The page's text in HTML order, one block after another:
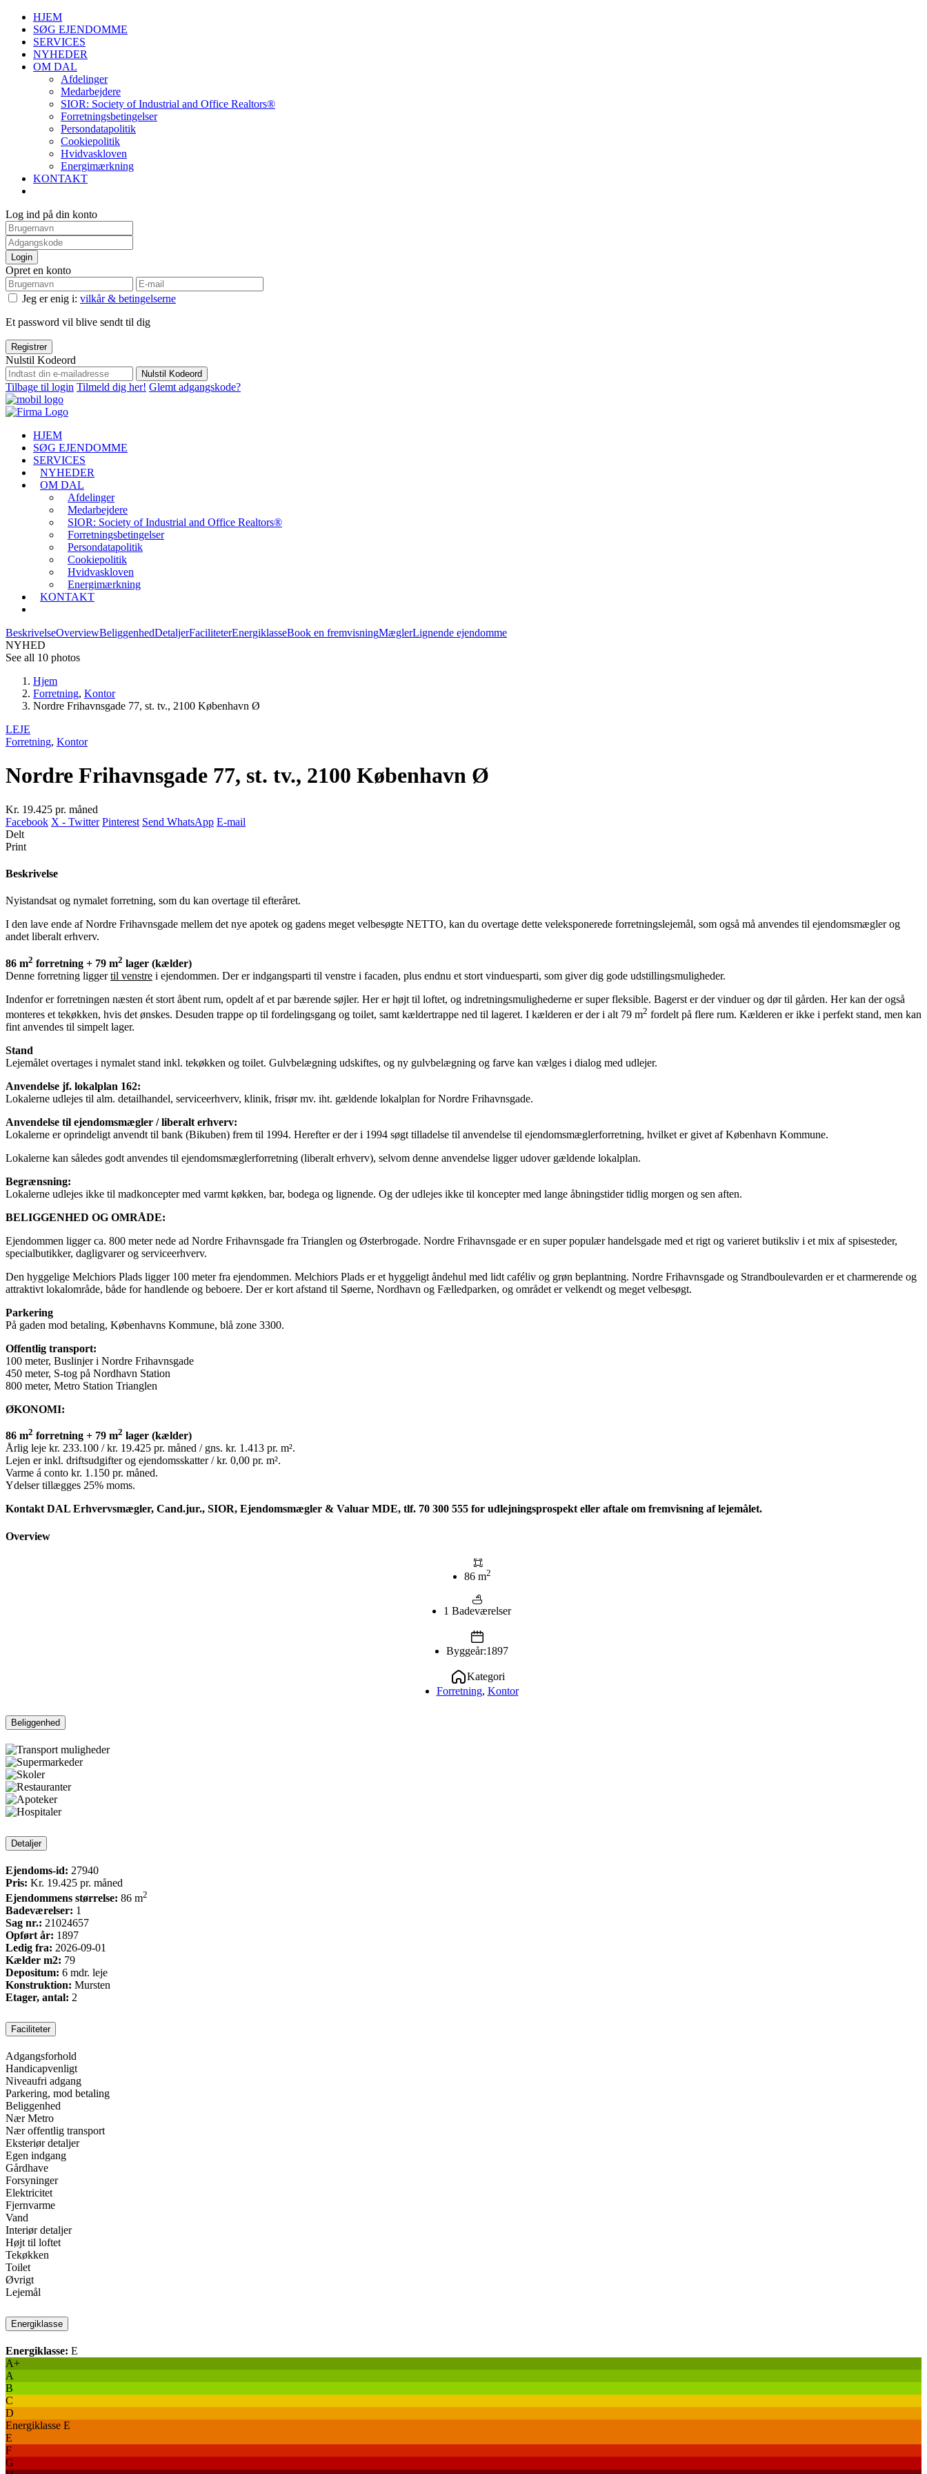
HJEM
SØG EJENDOMME
SERVICES
NYHEDER
OM DAL
Afdelinger
Medarbejdere
SIOR: Society of Industrial and Office Realtors®
Forretningsbetingelser
Persondatapolitik
Cookiepolitik
Hvidvaskloven
Energimærkning
KONTAKT
Log ind på din konto
Login
Opret en konto
Jeg er enig i: vilkår & betingelserne
Et password vil blive sendt til dig
Registrer
Nulstil Kodeord
Nulstil Kodeord
Tilbage til login Tilmeld dig her! Glemt adgangskode?
HJEM
SØG EJENDOMME
SERVICES
NYHEDER
OM DAL
Afdelinger
Medarbejdere
SIOR: Society of Industrial and Office Realtors®
Forretningsbetingelser
Persondatapolitik
Cookiepolitik
Hvidvaskloven
Energimærkning
KONTAKT
BeskrivelseOverviewBeliggenhedDetaljerFaciliteterEnergiklasseBook en fremvisningMæglerLignende ejendomme
NYHED
See all 10 photos
Hjem
Forretning, Kontor
Nordre Frihavnsgade 77, st. tv., 2100 København Ø
LEJE
Forretning, Kontor
Nordre Frihavnsgade 77, st. tv., 2100 København Ø
Kr. 19.425 pr. måned
Facebook X - Twitter Pinterest Send WhatsApp E-mail
Delt
Print
Beskrivelse
Nyistandsat og nymalet forretning, som du kan overtage til efteråret.
I den lave ende af Nordre Frihavnsgade mellem det nye apotek og gadens meget velbesøgte NETTO, kan du overtage dette veleksponerede forretningslejemål, som også må anvendes til ejendomsmægler og
andet liberalt erhverv.
86 m2 forretning + 79 m2 lager (kælder)
Denne forretning liggertil venstre i ejendommen. Der er indgangsparti til venstre i facaden, plus endnu et stort vinduesparti, som giver dig gode udstillingsmuligheder.
Indenfor er forretningen næsten ét stort åbent rum, opdelt af et par bærende søjler. Her er højt til loftet, og indretningsmulighederne er super fleksible. Bagerst er der vinduer og dør til gården. Her kan der også
monteres et tekøkken, hvis det ønskes. Desuden trappe op til fordelingsgang og toilet, samt kældertrappe ned til lageret. I kælderen er der i alt 79 m2 fordelt på flere rum. Kælderen er ikke i perfekt stand, men kan
fint anvendes til simpelt lager.
Stand
Lejemålet overtages i nymalet stand inkl. tekøkken og toilet. Gulvbelægning udskiftes, og ny gulvbelægning og farve kan vælges i dialog med udlejer.
Anvendelse jf. lokalplan 162:
Lokalerne udlejes til alm. detailhandel, serviceerhverv, klinik, frisør mv. iht. gældende lokalplan for Nordre Frihavnsgade.
Anvendelse til ejendomsmægler / liberalt erhverv:
Lokalerne er oprindeligt anvendt til bank (Bikuben) frem til 1994. Herefter er der i 1994 søgt tilladelse til anvendelse til ejendomsmæglerforretning, hvilket er givet af København Kommune.
Lokalerne kan således godt anvendes til ejendomsmæglerforretning (liberalt erhverv), selvom denne anvendelse ligger udover gældende lokalplan.
Begrænsning:
Lokalerne udlejes ikke til madkoncepter med varmt køkken, bar, bodega og lignende. Og der udlejes ikke til koncepter med lange åbningstider tidlig morgen og sen aften.
BELIGGENHED OG OMRÅDE:
Ejendommen ligger ca. 800 meter nede ad Nordre Frihavnsgade fra Trianglen og Østerbrogade. Nordre Frihavnsgade er en super populær handelsgade med et rigt og varieret butiksliv i et mix af spisesteder,
specialbutikker, dagligvarer og serviceerhverv.
Den hyggelige Melchiors Plads ligger 100 meter fra ejendommen. Melchiors Plads er et hyggeligt åndehul med lidt caféliv og grøn beplantning. Nordre Frihavnsgade og Strandboulevarden er et charmerende og
attraktivt lokalområde, både for handlende og beboere. Der er kort afstand til Søerne, Nordhavn og Fælledparken, og området er velkendt og meget velbesøgt.
Parkering
På gaden mod betaling, Københavns Kommune, blå zone 3300.
Offentlig transport:
100 meter, Buslinjer i Nordre Frihavnsgade
450 meter, S-tog på Nordhavn Station
800 meter, Metro Station Trianglen
ØKONOMI:
86 m2 forretning + 79 m2 lager (kælder)
Årlig leje kr. 233.100 / kr. 19.425 pr. måned / gns. kr. 1.413 pr. m².
Lejen er inkl. driftsudgifter og ejendomsskatter / kr. 0,00 pr. m².
Varme á conto kr. 1.150 pr. måned.
Ydelser tillægges 25% moms.
Kontakt DAL Erhvervsmægler, Cand.jur., SIOR, Ejendomsmægler & Valuar MDE, tlf. 70 300 555 for udlejningsprospekt eller aftale om fremvisning af lejemålet.
Overview
86 m2
1 Badeværelser
Byggeår:1897
Kategori
Forretning, Kontor
Beliggenhed
Detaljer
Ejendoms-id: 27940
Pris: Kr. 19.425 pr. måned
Ejendommens størrelse: 86 m2
Badeværelser: 1
Sag nr.: 21024657
Opført år: 1897
Ledig fra: 2026-09-01
Kælder m2: 79
Depositum: 6 mdr. leje
Konstruktion: Mursten
Etager, antal: 2
Faciliteter
Adgangsforhold
Handicapvenligt
Niveaufri adgang
Parkering, mod betaling
Beliggenhed
Nær Metro
Nær offentlig transport
Eksteriør detaljer
Egen indgang
Gårdhave
Forsyninger
Elektricitet
Fjernvarme
Vand
Interiør detaljer
Højt til loftet
Tekøkken
Toilet
Øvrigt
Lejemål
Energiklasse
Energiklasse: E
A+
A
B
C
D
Energiklasse E
E
F
G